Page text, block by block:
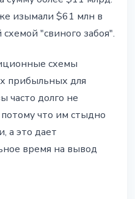
изымали $61 млн в
"свиного забоя".
схемы
прибыльных для
часто долго не
что им стыдно
а это дает
время на вывод